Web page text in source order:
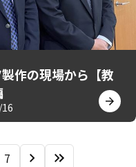
作の現場から【教
7